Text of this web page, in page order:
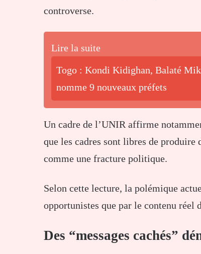
controverse.
Lire la suite
Togo : Kondi Kidighan, Balaté
nomme 9 nouveaux préfets
Un cadre de l’UNIR affirme
que les cadres sont libres de produire
comme une fracture politique.
Selon cette lecture, la polémique
opportunistes que par le contenu réel
Des “messages cachés”